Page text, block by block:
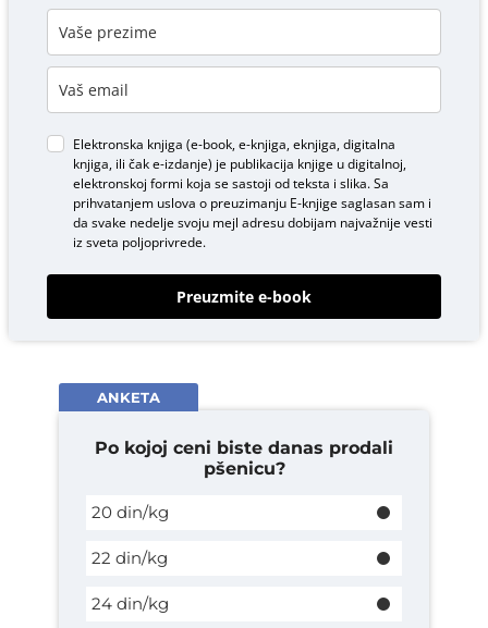
Elektronska knjiga (e-book, e-knjiga, eknjiga, digitalna
knjiga, ili čak e-izdanje) je publikacija knjige u digitalnoj,
elektronskoj formi koja se sastoji od teksta i slika. Sa
prihvatanjem uslova o preuzimanju E-knjigesaglasan sam i
da svake nedelje svoju mejl adresu dobijam najvažnije vesti
iz sveta poljoprivrede.
Preuzmite e-book
ANKETA
Po kojoj ceni biste danas prodali
pšenicu?
20 din/kg
22 din/kg
24 din/kg